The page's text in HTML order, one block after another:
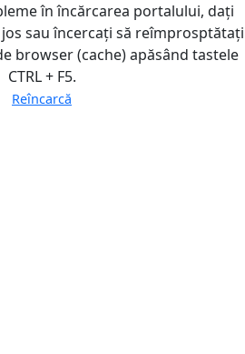
în încărcarea portalului, dați
sau încercați să reîmprosptătați
browser (cache) apăsând tastele
CTRL + F5.
Reîncarcă